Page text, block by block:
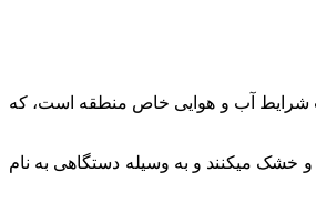
شرایط آب و هوایی خاص منطقه است، که
خشک میکنند و به وسیله دستگاهی به نام